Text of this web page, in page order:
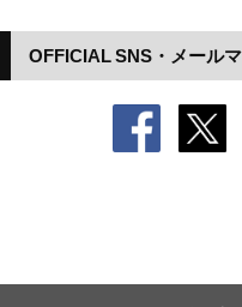
OFFICIAL SNS・メール